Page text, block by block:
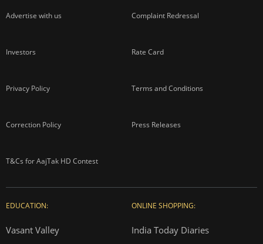
Advertise with us Complaint Redressal
Investors Rate Card
Privacy Policy Terms and Conditions
Correction Policy Press Releases
T&Cs for AajTak HD Contest
EDUCATION:
Vasant Valley
ONLINE SHOPPING:
India Today Diaries